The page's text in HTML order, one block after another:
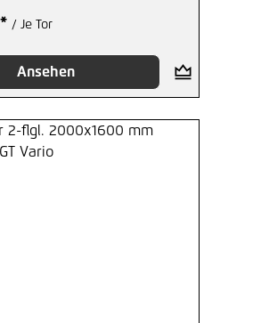
/ Je Tor
Ansehen